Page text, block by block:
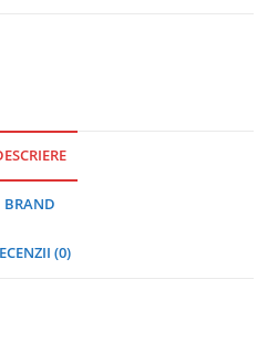
BRAND
(0)